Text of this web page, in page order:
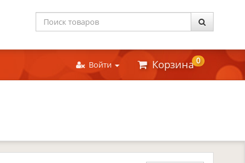
Войти Корзина0